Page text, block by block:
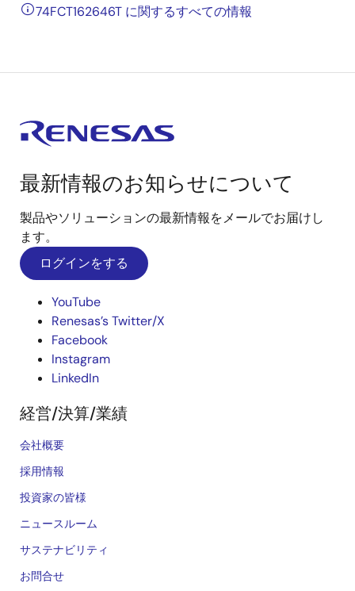
74FCT162646T に関するすべての情報
最新情報のお知らせについて
製品やソリューションの最新情報をメールでお届けし
ます。
ログインをする
YouTube
Renesas’s Twitter/X
Facebook
Instagram
LinkedIn
経営/決算/業績
会社概要
採用情報
投資家の皆様
ニュースルーム
サステナビリティ
お問合せ